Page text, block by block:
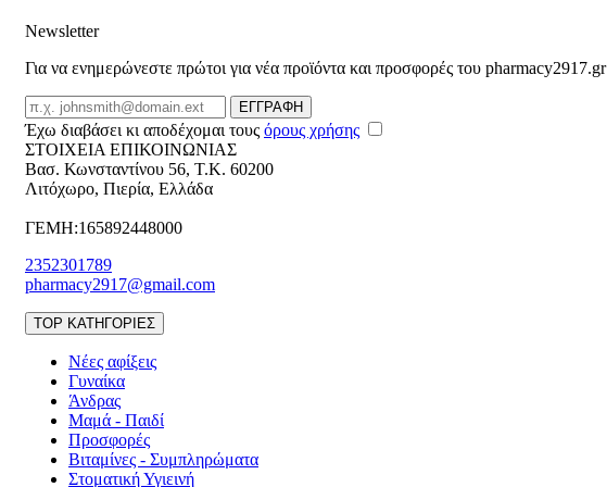
Newsletter
Για να ενημερώνεστε πρώτοι για νέα προϊόντα και προσφορές του pharmacy2917.gr
Email
ΕΓΓΡΑΦΗ
Έχω διαβάσει κι αποδέχομαι τους όρους χρήσης
ΣΤΟΙΧΕΙΑ ΕΠΙΚΟΙΝΩΝΙΑΣ
Βασ. Κωνσταντίνου 56, T.K. 60200
Λιτόχωρο, Πιερία, Ελλάδα
ΓΕΜΗ:165892448000
2352301789
pharmacy2917@gmail.com
TOP ΚΑΤΗΓΟΡΙΕΣ
Νέες αφίξεις
Γυναίκα
Άνδρας
Μαμά - Παιδί
Προσφορές
Βιταμίνες - Συμπληρώματα
Στοματική Υγιεινή